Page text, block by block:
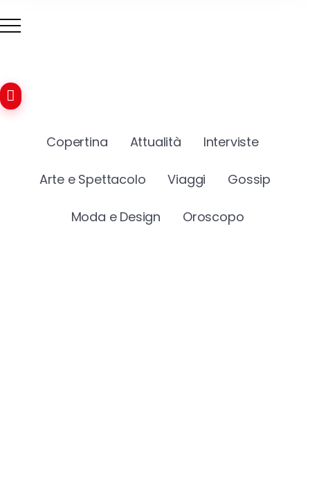
Copertina Attualità Interviste
Arte e Spettacolo Viaggi Gossip
Moda e Design Oroscopo